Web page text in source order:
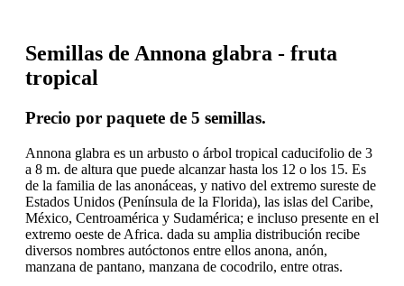
Semillas de Annona glabra - fruta
tropical
Precio por paquete de 5 semillas.
Annona glabra es un arbusto o árbol tropical caducifolio de 3
a 8 m. de altura que puede alcanzar hasta los 12 o los 15. Es
de la familia de las anonáceas, y nativo del extremo sureste de
Estados Unidos (Península de la Florida), las islas del Caribe,
México, Centroamérica y Sudamérica; e incluso presente en el
extremo oeste de Africa. dada su amplia distribución recibe
diversos nombres autóctonos entre ellos anona, anón,
manzana de pantano, manzana de cocodrilo, entre otras.